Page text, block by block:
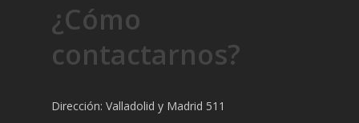
¿Cómo
contactarnos?
Dirección: Valladolid y Madrid 511